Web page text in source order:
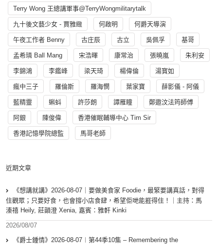
Terry Wong 王總講軍事@TerryWongmilitarytalk
九十後文藝少女 - 賈雅緻 何啟明 何爵天導演
午夜工作者 Benny 古庄辰 古立 吳佩孚 基哥
孟希璘 Ball Mang 宋浩暉 康常治 張曉嵐 朱利安
李錦鴻 李鑑峰 梁天琦 楊偉倫 湯寳如
瘋中三子 羅倫斯 羅海憫 葉家寶 薛影儀 - 阿儀
藍精靈 蝌蚪 許莎朗 譚雁瞳 鄭遨汶法筠師傅
阿銀 陳俊偉 香港催眠輔導中心 Tim Sir
香港記憶學院總監 馬哥老師
近期文章
《想講就講》2026-08-07｜要做美食家 Foodie，最緊要講真話，對得
住觀眾；只要好食，也會撐小店食肆，希望佢哋能捱得住！｜主持：馬
溱禧 Heily, 莊韻澄 Xenia, 嘉賓：雅軒 Kinki
2026/08/07
《爵士鍾情》2026-08-07︱第44季10集 – Remembering the